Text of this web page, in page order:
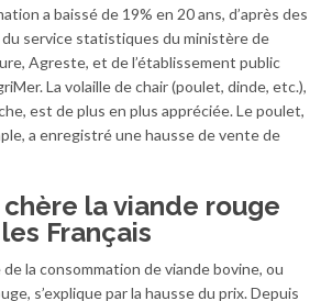
a baissé de 19% en 20 ans, d’après des
service statistiques du ministère de
Agreste, et de l’établissement public
La volaille de chair (poulet, dinde, etc.),
est de plus en plus appréciée. Le poulet,
a enregistré une hausse de vente de
la viande rouge
Français
de la consommation de viande bovine, ou
s’explique par la hausse du prix. Depuis